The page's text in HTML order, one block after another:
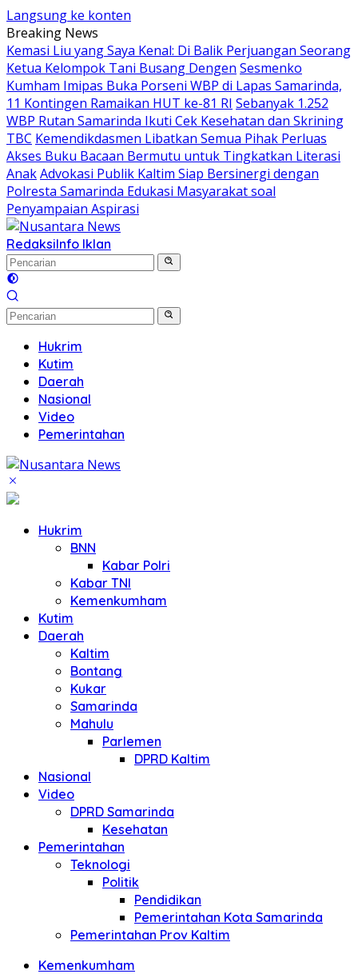
Langsung ke konten
Breaking News
Kemasi Liu yang Saya Kenal: Di Balik Perjuangan Seorang
Ketua Kelompok Tani Busang Dengen Sesmenko
Kumham Imipas Buka Porseni WBP di Lapas Samarinda,
11 Kontingen Ramaikan HUT ke-81 RI Sebanyak 1.252
WBP Rutan Samarinda Ikuti Cek Kesehatan dan Skrining
TBC Kemendikdasmen Libatkan Semua Pihak Perluas
Akses Buku Bacaan Bermutu untuk Tingkatkan Literasi
AnakAdvokasi Publik Kaltim Siap Bersinergi dengan
Polresta Samarinda Edukasi Masyarakat soal
Penyampaian Aspirasi
RedaksiInfo Iklan
Hukrim
Kutim
Daerah
Nasional
Video
Pemerintahan
Hukrim
BNN
Kabar Polri
Kabar TNI
Kemenkumham
Kutim
Daerah
Kaltim
Bontang
Kukar
Samarinda
Mahulu
Parlemen
DPRD Kaltim
Nasional
Video
DPRD Samarinda
Kesehatan
Pemerintahan
Teknologi
Politik
Pendidikan
Pemerintahan Kota Samarinda
Pemerintahan Prov Kaltim
Kemenkumham